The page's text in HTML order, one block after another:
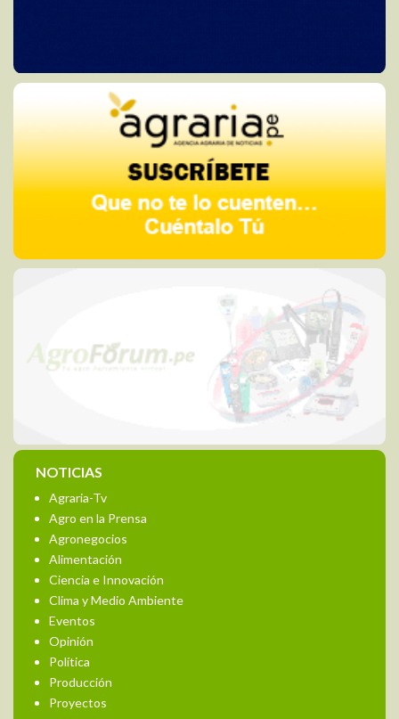
NOTICIAS
Agraria-Tv
Agro en la Prensa
Agronegocios
Alimentación
Ciencia e Innovación
Clima y Medio Ambiente
Eventos
Opinión
Política
Producción
Proyectos